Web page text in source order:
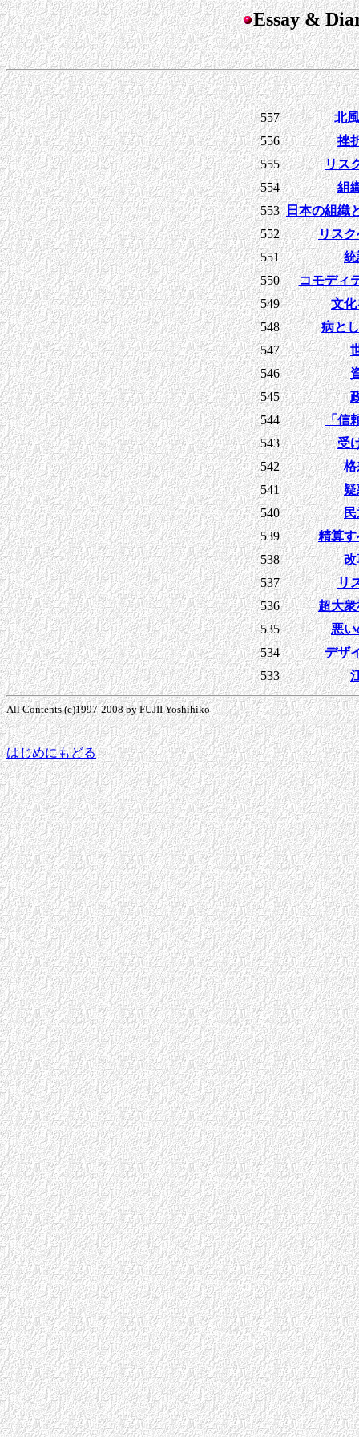
Essay &
557
北
556
挫
555
リス
554
組
553 日本の組織
552
リス
551
統
550
コモディ
549
文
548
病と
547
546
545
544
「信
543
受
542
格
541
疑
540
民
539
精算
538
改
537
リ
536
超大
535
悪
534
デザ
533
All Contents (c)1997-2008 by FUJII Yoshihiko
はじめにもどる